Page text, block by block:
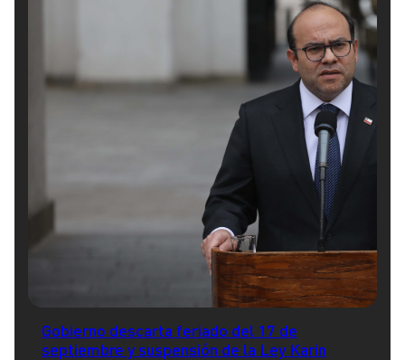
Gobierno descarta feriado del 17 de
septiembre y suspensión de la Ley Karin